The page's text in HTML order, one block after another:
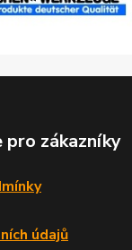
pro zákazníky
údajů